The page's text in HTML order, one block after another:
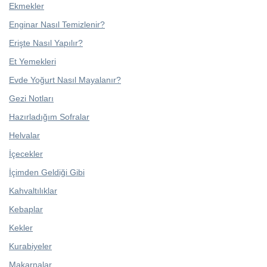
Ekmekler
Enginar Nasıl Temizlenir?
Erişte Nasıl Yapılır?
Et Yemekleri
Evde Yoğurt Nasıl Mayalanır?
Gezi Notları
Hazırladığım Sofralar
Helvalar
İçecekler
İçimden Geldiği Gibi
Kahvaltılıklar
Kebaplar
Kekler
Kurabiyeler
Makarnalar